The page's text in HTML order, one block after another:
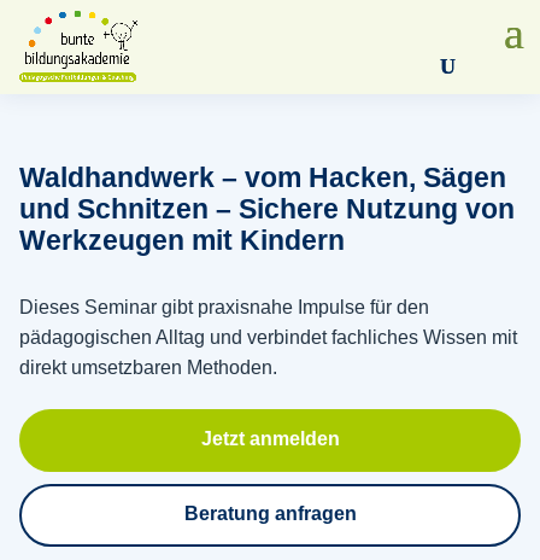
Waldhandwerk – vom Hacken, Sägen
und Schnitzen – Sichere Nutzung von
Werkzeugen mit Kindern
Dieses Seminar gibt praxisnahe Impulse für den
pädagogischen Alltag und verbindet fachliches Wissen mit
direkt umsetzbaren Methoden.
Jetzt anmelden
Beratung anfragen